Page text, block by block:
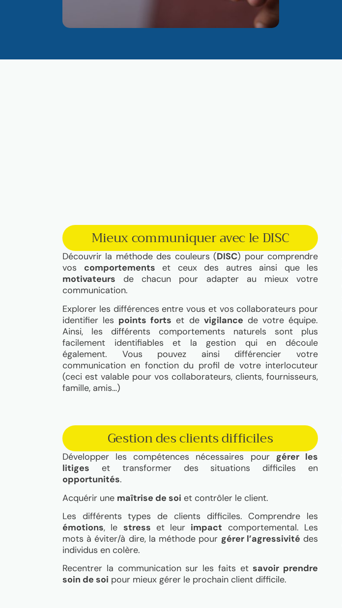
Mieux communiquer avec le DISC
Découvrir la méthode des couleurs (DISC) pour comprendre
vos comportements et ceux des autres ainsi que les
motivateurs de chacun pour adapter au mieux votre
communication.
Explorer les différences entre vous et vos collaborateurs pour
identifier les points forts et de vigilance de votre équipe.
Ainsi, les différents comportements naturels sont plus
facilement identifiables et la gestion qui en découle
également. Vous pouvez ainsi différencier votre
communication en fonction du profil de votre interlocuteur
(ceci est valable pour vos collaborateurs, clients, fournisseurs,
famille, amis…)
Gestion des clients difficiles
Développer les compétences nécessaires pour gérer les
litiges et transformer des situations difficiles en
opportunités.
Acquérir une maîtrise de soi et contrôler le client.
Les différents types de clients difficiles. Comprendre les
émotions, le stress et leur impact comportemental. Les
mots à éviter/à dire, la méthode pour gérer l’agressivité des
individus en colère.
Recentrer la communication sur les faits etsavoir prendre
soin de soi pour mieux gérer le prochain client difficile.